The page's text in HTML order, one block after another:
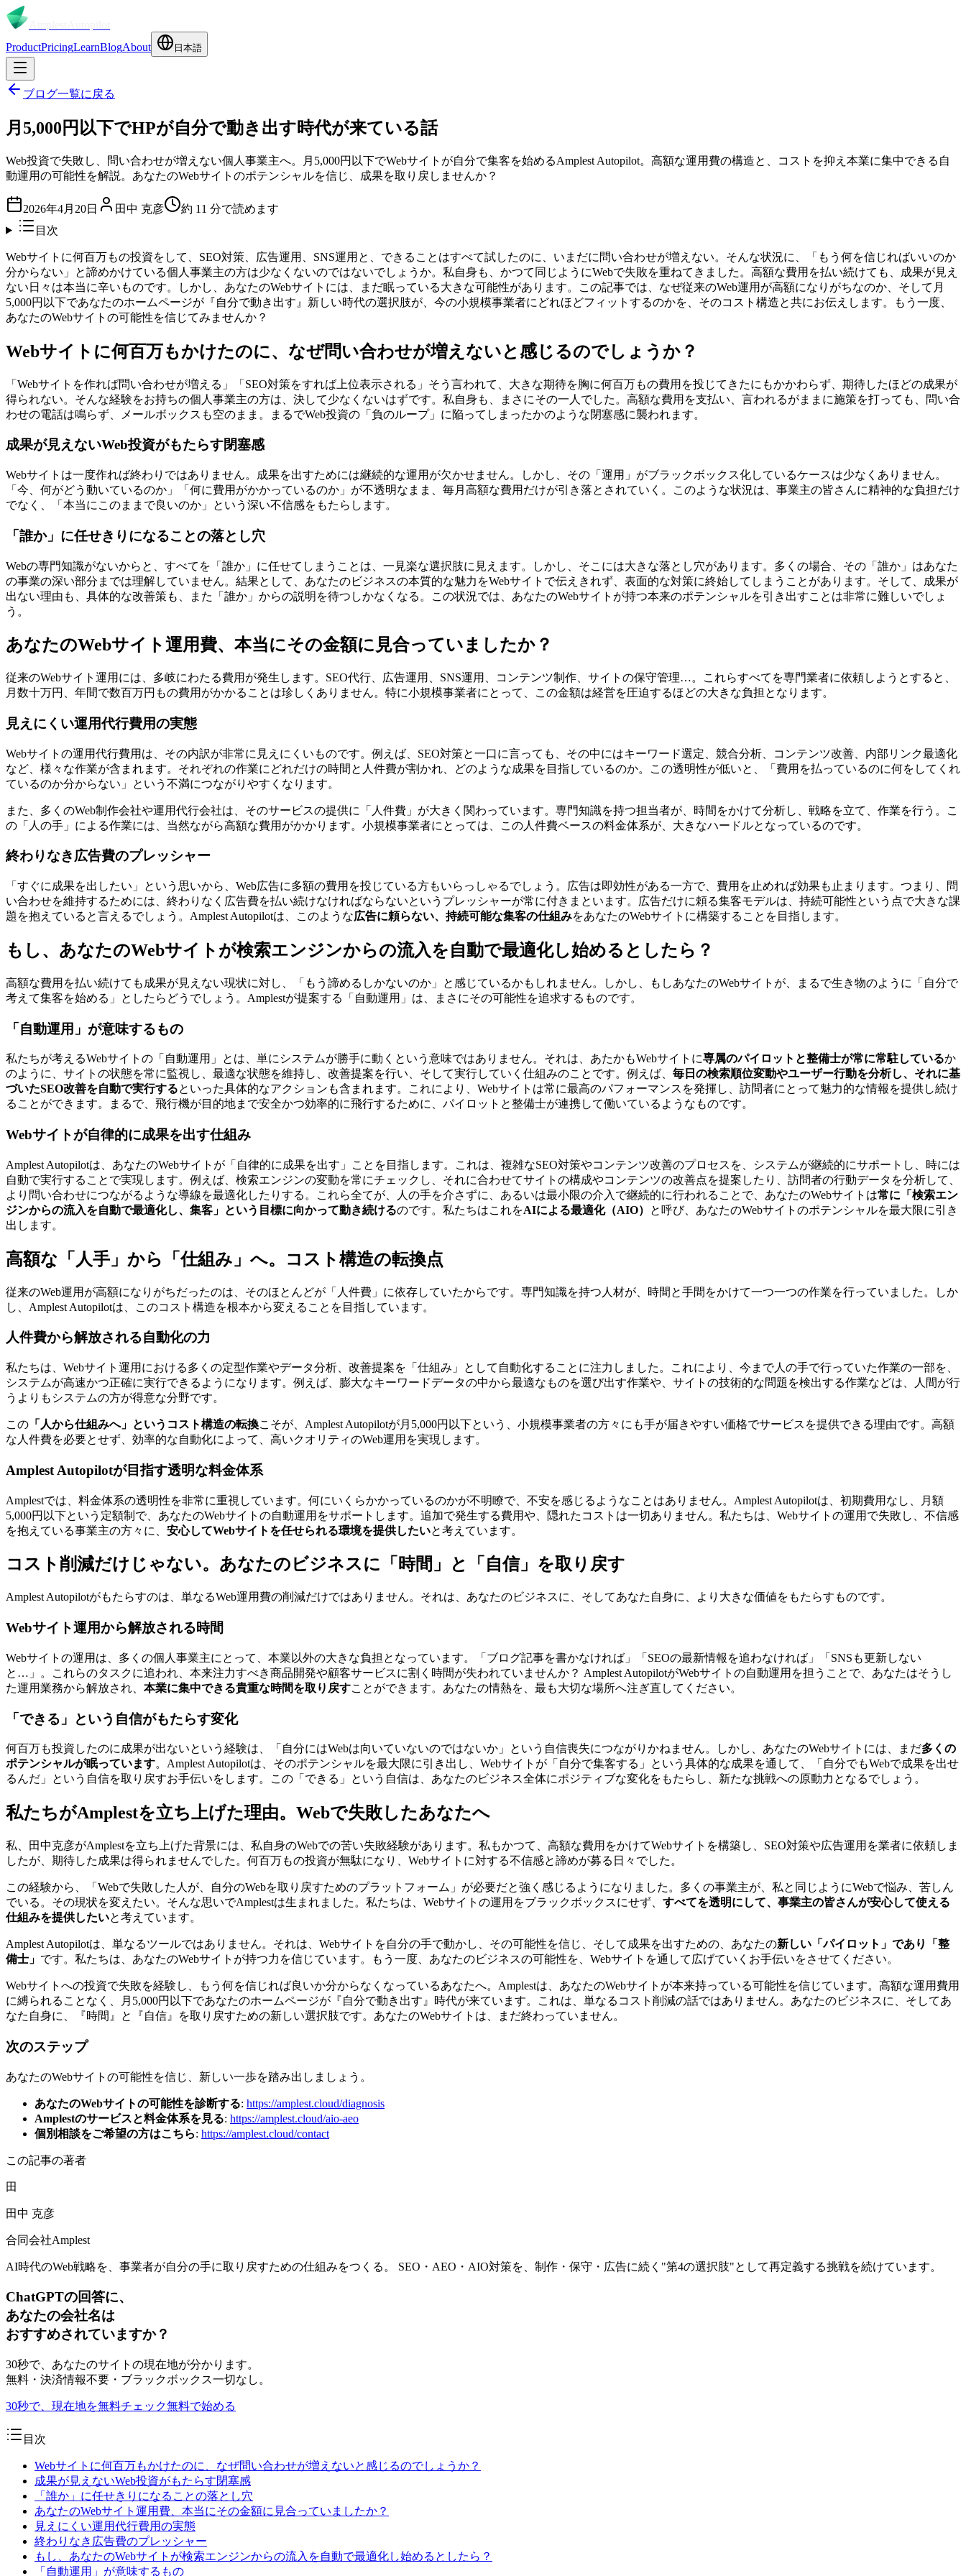
ProductPricingLearnBlogAbout 日本語
ブログ一覧に戻る
月5,000円以下でHPが自分で動き出す時代が来ている話
Web投資で失敗し、問い合わせが増えない個人事業主へ。月5,000円以下でWebサイトが自分で集客を始めるAmplest Autopilot。高額な運用費の構造と、コストを抑え本業に集中できる自
動運用の可能性を解説。あなたのWebサイトのポテンシャルを信じ、成果を取り戻しませんか？
2026年4月20日 田中 克彦 約 11 分で読めます
目次
Webサイトに何百万もの投資をして、SEO対策、広告運用、SNS運用と、できることはすべて試したのに、いまだに問い合わせが増えない。そんな状況に、「もう何を信じればいいのか
分からない」と諦めかけている個人事業主の方は少なくないのではないでしょうか。私自身も、かつて同じようにWebで失敗を重ねてきました。高額な費用を払い続けても、成果が見え
ない日々は本当に辛いものです。しかし、あなたのWebサイトには、まだ眠っている大きな可能性があります。この記事では、なぜ従来のWeb運用が高額になりがちなのか、そして月
5,000円以下であなたのホームページが『自分で動き出す』新しい時代の選択肢が、今の小規模事業者にどれほどフィットするのかを、そのコスト構造と共にお伝えします。もう一度、
あなたのWebサイトの可能性を信じてみませんか？
Webサイトに何百万もかけたのに、なぜ問い合わせが増えないと感じるのでしょうか？
「Webサイトを作れば問い合わせが増える」「SEO対策をすれば上位表示される」そう言われて、大きな期待を胸に何百万もの費用を投じてきたにもかかわらず、期待したほどの成果が
得られない。そんな経験をお持ちの個人事業主の方は、決して少なくないはずです。私自身も、まさにその一人でした。高額な費用を支払い、言われるがままに施策を打っても、問い合
わせの電話は鳴らず、メールボックスも空のまま。まるでWeb投資の「負のループ」に陥ってしまったかのような閉塞感に襲われます。
成果が見えないWeb投資がもたらす閉塞感
Webサイトは一度作れば終わりではありません。成果を出すためには継続的な運用が欠かせません。しかし、その「運用」がブラックボックス化しているケースは少なくありません。
「今、何がどう動いているのか」「何に費用がかかっているのか」が不透明なまま、毎月高額な費用だけが引き落とされていく。このような状況は、事業主の皆さんに精神的な負担だけ
でなく、「本当にこのままで良いのか」という深い不信感をもたらします。
「誰か」に任せきりになることの落とし穴
Webの専門知識がないからと、すべてを「誰か」に任せてしまうことは、一見楽な選択肢に見えます。しかし、そこには大きな落とし穴があります。多くの場合、その「誰か」はあなた
の事業の深い部分までは理解していません。結果として、あなたのビジネスの本質的な魅力をWebサイトで伝えきれず、表面的な対策に終始してしまうことがあります。そして、成果が
出ない理由も、具体的な改善策も、また「誰か」からの説明を待つしかなくなる。この状況では、あなたのWebサイトが持つ本来のポテンシャルを引き出すことは非常に難しいでしょ
う。
あなたのWebサイト運用費、本当にその金額に見合っていましたか？
従来のWebサイト運用には、多岐にわたる費用が発生します。SEO代行、広告運用、SNS運用、コンテンツ制作、サイトの保守管理…。これらすべてを専門業者に依頼しようとすると、
月数十万円、年間で数百万円もの費用がかかることは珍しくありません。特に小規模事業者にとって、この金額は経営を圧迫するほどの大きな負担となります。
見えにくい運用代行費用の実態
Webサイトの運用代行費用は、その内訳が非常に見えにくいものです。例えば、SEO対策と一口に言っても、その中にはキーワード選定、競合分析、コンテンツ改善、内部リンク最適化
など、様々な作業が含まれます。それぞれの作業にどれだけの時間と人件費が割かれ、どのような成果を目指しているのか。この透明性が低いと、「費用を払っているのに何をしてくれ
ているのか分からない」という不満につながりやすくなります。
また、多くのWeb制作会社や運用代行会社は、そのサービスの提供に「人件費」が大きく関わっています。専門知識を持つ担当者が、時間をかけて分析し、戦略を立て、作業を行う。こ
の「人の手」による作業には、当然ながら高額な費用がかかります。小規模事業者にとっては、この人件費ベースの料金体系が、大きなハードルとなっているのです。
終わりなき広告費のプレッシャー
「すぐに成果を出したい」という思いから、Web広告に多額の費用を投じている方もいらっしゃるでしょう。広告は即効性がある一方で、費用を止めれば効果も止まります。つまり、問
い合わせを維持するためには、終わりなく広告費を払い続けなければならないというプレッシャーが常に付きまといます。広告だけに頼る集客モデルは、持続可能性という点で大きな課
題を抱えていると言えるでしょう。Amplest Autopilotは、このような広告に頼らない、持続可能な集客の仕組みをあなたのWebサイトに構築することを目指します。
もし、あなたのWebサイトが検索エンジンからの流入を自動で最適化し始める としたら？
高額な費用を払い続けても成果が見えない現状に対し、「もう諦めるしかないのか」と感じているかもしれません。しかし、もしあなたのWebサイトが、まるで生き物のように「自分で
考えて集客を始める」としたらどうでしょう。Amplestが提案する「自動運用」は、まさにその可能性を追求するものです。
「自動運用」が意味するもの
私たちが考えるWebサイトの「自動運用」とは、単にシステムが勝手に動くという意味ではありません。それは、あたかもWebサイトに専属のパイロットと整備士が常に常駐しているか
のように、サイトの状態を常に監視し、最適な状態を維持し、改善提案を行い、そして実行していく仕組みのことです。例えば、 毎日の検索順位変動やユーザー行動を分析し、それに基
づいたSEO改善を自動で実行するといった具体的なアクションも含まれます。これにより、Webサイトは常に最高のパフォーマンスを発揮し、訪問者にとって魅力的な情報を提供し続け
ることができます。まるで、飛行機が目的地まで安全かつ効率的に飛行するために、パイロットと整備士が連携して働いているようなものです。
Webサイトが自律的に成果を出す仕組み
Amplest Autopilotは、あなたのWebサイトが「自律的に成果を出す」ことを目指します。これは、複雑なSEO対策やコンテンツ改善のプロセスを、システムが継続的にサポートし、時には
自動で実行することで実現します。例えば、検索エンジンの変動を常にチェックし、それに合わせてサイトの構成やコンテンツの改善点を提案したり、訪問者の行動データを分析して、
より問い合わせにつながるような導線を最適化したりする。これら全てが、人の手を介さずに、あるいは最小限の介入で継続的に行われることで、あなたのWebサイトは常に「検索エン
ジンからの流入を自動で最適化し、集客」という目標に向かって動き続けるのです。私たちはこれをAIによる最適化（AIO）
と呼び、あなたのWebサイトのポテンシャルを最大限に引き
出します。
高額な「人手」から「仕組み」へ。コスト構造の転換点
従来のWeb運用が高額になりがちだったのは、そのほとんどが「人件費」に依存していたからです。専門知識を持つ人材が、時間と手間をかけて一つ一つの作業を行っていました。しか
し、Amplest Autopilotは、このコスト構造を根本から変えることを目指しています。
人件費から解放される自動化の力
私たちは、Webサイト運用における多くの定型作業やデータ分析、改善提案を「仕組み」として自動化することに注力しました。これにより、今まで人の手で行っていた作業の一部を、
システムが高速かつ正確に実行できるようになります。例えば、膨大なキーワードデータの中から最適なものを選び出す作業や、サイトの技術的な問題を検出する作業などは、人間が行
うよりもシステムの方が得意な分野です。
この 「人から仕組みへ」というコスト構造の転換こそが、Amplest Autopilotが月5,000円以下という、小規模事業者の方々にも手が届きやすい価格でサービスを提供できる理由です。高額
な人件費を必要とせず、効率的な自動化によって、高いクオリティのWeb運用を実現します。
Amplest Autopilotが目指す透明な料金体系
Amplestでは、料金体系の透明性を非常に重視しています。何にいくらかかっているのかが不明瞭で、不安を感じるようなことはありません。Amplest Autopilotは、初期費用なし、月額
5,000円以下という定額制で、あなたのWebサイトの自動運用をサポートします。追加で発生する費用や、隠れたコストは一切ありません。私たちは、Webサイトの運用で失敗し、不信感
を抱えている事業主の方々に、 安心してWebサイトを任せられる環境を提供したいと考えています。
コスト削減だけじゃない。あなたのビジネスに「時間」と「自信」を取り戻す
Amplest Autopilotがもたらすのは、単なるWeb運用費の削減だけではありません。それは、あなたのビジネスに、そしてあなた自身に、より大きな価値をもたらすものです。
Webサイト運用から解放される時間
Webサイトの運用は、多くの個人事業主にとって、本業以外の大きな負担となっています。「ブログ記事を書かなければ」「SEOの最新情報を追わなければ」「SNSも更新しない
と…」。これらのタスクに追われ、本来注力すべき商品開発や顧客サービスに割く時間が失われていませんか？ Amplest AutopilotがWebサイトの自動運用を担うことで、あなたはそうし
た運用業務から解放され、 本業に集中できる貴重な時間を取り戻すことができます。あなたの情熱を、最も大切な場所へ注ぎ直してください。
「できる」という自信がもたらす変化
何百万も投資したのに成果が出ないという経験は、「自分にはWebは向いていないのではないか」という自信喪失につながりかねません。しかし、あなたのWebサイトには、まだ多くの
ポテンシャルが眠っています。Amplest Autopilotは、そのポテンシャルを最大限に引き出し、Webサイトが「自分で集客する」という具体的な成果を通して、「自分でもWebで成果を出せ
るんだ」という自信を取り戻すお手伝いをします。この「できる」という自信は、あなたのビジネス全体にポジティブな変化をもたらし、新たな挑戦への原動力となるでしょう。
私たちがAmplestを立ち上げた理由。Webで失敗したあなたへ
私、田中克彦がAmplestを立ち上げた背景には、私自身のWebでの苦い失敗経験があります。私もかつて、高額な費用をかけてWebサイトを構築し、SEO対策や広告運用を業者に依頼しま
したが、期待した成果は得られませんでした。何百万もの投資が無駄になり、Webサイトに対する不信感と諦めが募る日々でした。
この経験から、「Webで失敗した人が、自分のWebを取り戻すためのプラットフォーム」が必要だと強く感じるようになりました。多くの事業主が、私と同じようにWebで悩み、苦しん
でいる。その現状を変えたい。そんな思いでAmplestは生まれました。私たちは、Webサイトの運用をブラックボックスにせず、 すべてを透明にして、事業主の皆さんが安心して使える
仕組みを提供したいと考えています。
Amplest Autopilotは、単なるツールではありません。それは、Webサイトを自分の手で動かし、その可能性を信じ、そして成果を出すための、あなたの新しい「パイロット」であり「整
備士」 です。私たちは、あなたのWebサイトが持つ力を信じています。もう一度、あなたのビジネスの可能性を、Webサイトを通して広げていくお手伝いをさせてください。
Webサイトへの投資で失敗を経験し、もう何を信じれば良いか分からなくなっているあなたへ。Amplestは、あなたのWebサイトが本来持っている可能性を信じています。高額な運用費用
に縛られることなく、月5,000円以下であなたのホームページが『自分で動き出す』時代が来ています。これは、単なるコスト削減の話ではありません。あなたのビジネスに、そしてあ
なた自身に、『時間』と『自信』を取り戻すための新しい選択肢です。あなたのWebサイトは、まだ終わっていません。
次のステップ
あなたのWebサイトの可能性を信じ、新しい一歩を踏み出しましょう。
あなたのWebサイトの可能性を診断する: https://amplest.cloud/diagnosis
Amplestのサービスと料金体系を見る: https://amplest.cloud/aio-aeo
個別相談をご希望の方はこちら: https://amplest.cloud/contact
この記事の著者
田
田中 克彦
合同会社Amplest
AI時代のWeb戦略を、事業者が自分の手に取り戻すための仕組みをつくる。 SEO・AEO・AIO対策を、制作・保守・広告に続く"第4の選択肢"として再定義する挑戦を続けています。
ChatGPTの回答に、
あなたの会社名は
おすすめされていますか？
30秒で、あなたのサイトの現在地が分かります。
無料・決済情報不要・ブラックボックス一切なし。
30秒で、現在地を無料チェック無料で始める
目次
Webサイトに何百万もかけたのに、なぜ問い合わせが増えないと感じるのでしょうか？
成果が見えないWeb投資がもたらす閉塞感
「誰か」に任せきりになることの落とし穴
あなたのWebサイト運用費、本当にその金額に見合っていましたか？
見えにくい運用代行費用の実態
終わりなき広告費のプレッシャー
もし、あなたのWebサイトが検索エンジンからの流入を自動で最適化し始めるとしたら？
「自動運用」が意味するもの